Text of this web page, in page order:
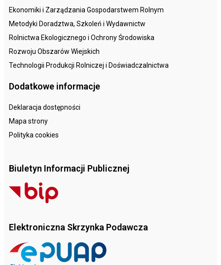
Ekonomiki i Zarządzania Gospodarstwem Rolnym
Metodyki Doradztwa, Szkoleń i Wydawnictw
Rolnictwa Ekologicznego i Ochrony Środowiska
Rozwoju Obszarów Wiejskich
Technologii Produkcji Rolniczej i Doświadczalnictwa
Dodatkowe informacje
Deklaracja dostępności
Mapa strony
Polityka cookies
Biuletyn Informacji Publicznej
Elektroniczna Skrzynka Podawcza